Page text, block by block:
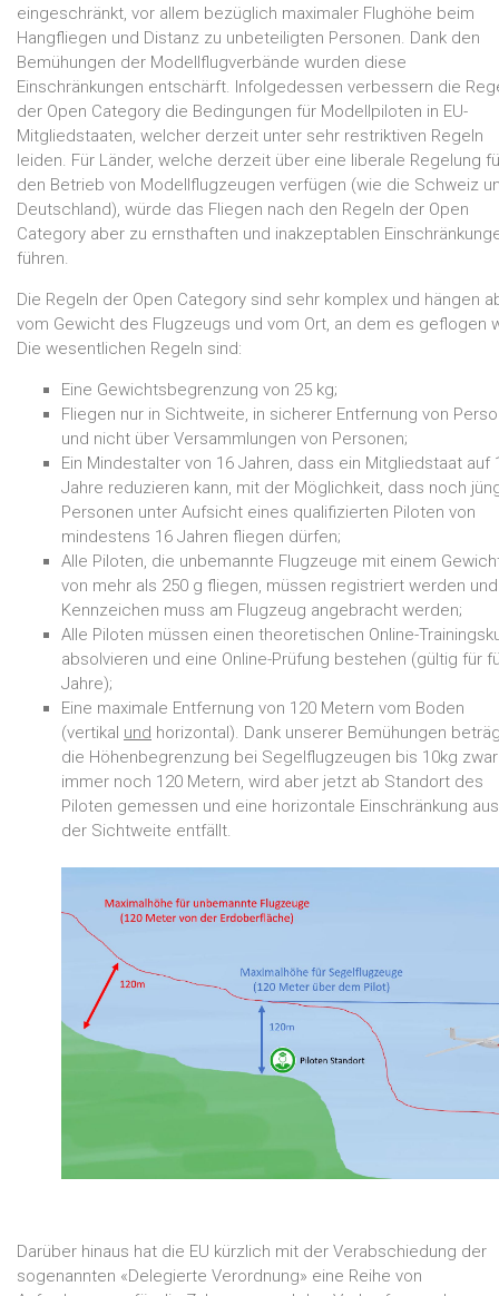
eingeschränkt, vor allem bezüglich maximaler Flughöhe beim
Hangfliegen und Distanz zu unbeteiligten Personen. Dank den
Bemühungen der Modellflugverbände wurden diese
Einschränkungen entschärft. Infolgedessen verbessern die
der Open Category die Bedingungen für Modellpiloten in EU-
Mitgliedstaaten, welcher derzeit unter sehr restriktiven Regeln
leiden. Für Länder, welche derzeit über eine liberale Regelung
den Betrieb von Modellflugzeugen verfügen (wie die Schweiz
Deutschland), würde das Fliegen nach den Regeln der Open
Category aber zu ernsthaften und inakzeptablen
führen.
Die Regeln der Open Category sind sehr komplex und hängen
vom Gewicht des Flugzeugs und vom Ort, an dem es geflogen
Die wesentlichen Regeln sind:
Eine Gewichtsbegrenzung von 25 kg;
Fliegen nur in Sichtweite, in sicherer Entfernung von
und nicht über Versammlungen von Personen;
Ein Mindestalter von 16 Jahren, dass ein Mitgliedstaat auf
Jahre reduzieren kann, mit der Möglichkeit, dass noch
Personen unter Aufsicht eines qualifizierten Piloten von
mindestens 16 Jahren fliegen dürfen;
Alle Piloten, die unbemannte Flugzeuge mit einem
von mehr als 250 g fliegen, müssen registriert werden
Kennzeichen muss am Flugzeug angebracht werden;
Alle Piloten müssen einen theoretischen Online-
absolvieren und eine Online-Prüfung bestehen (gültig für
Jahre);
Eine maximale Entfernung von 120 Metern vom Boden
(vertikal und horizontal). Dank unserer Bemühungen
die Höhenbegrenzung bei Segelflugzeugen bis 10kg zwar
immer noch 120 Metern, wird aber jetzt ab Standort des
Piloten gemessen und eine horizontale Einschränkung
der Sichtweite entfällt.
Darüber hinaus hat die EU kürzlich mit der Verabschiedung der
sogenannten «Delegierte Verordnung» eine Reihe von